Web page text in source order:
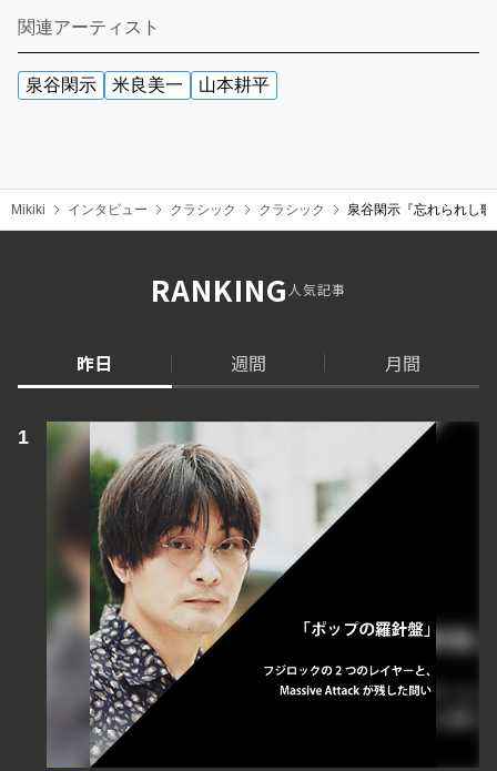
関連アーティスト
泉谷閑示 米良美一 山本耕平
Mikiki インタビュー クラシック クラシック 泉谷閑示『忘れられし
RANKING人気記事
昨日 週間 月間